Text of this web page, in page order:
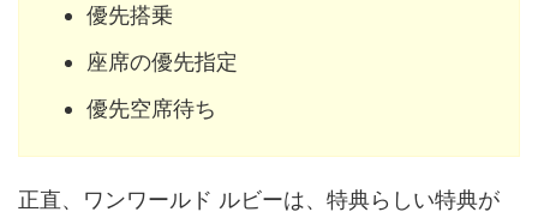
優先搭乗
座席の優先指定
優先空席待ち
正直、ワンワールド ルビーは、特典らしい特典が